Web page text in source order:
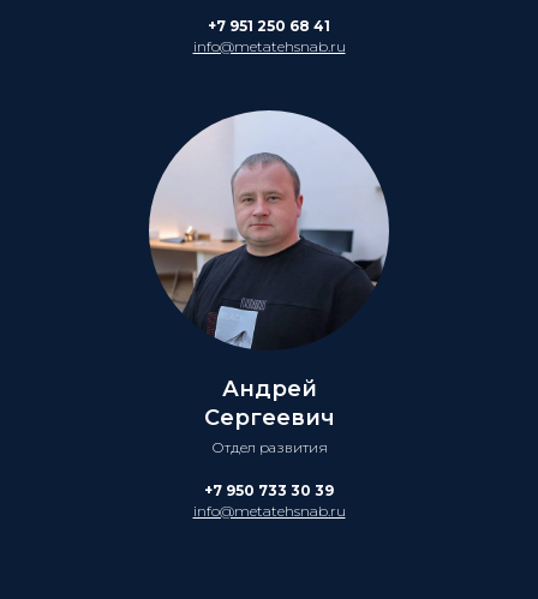
+7 951 250 68 41
info@metatehsnab.ru
Андрей
Сергеевич
Отдел развития
+7 950 733 30 39
info@metatehsnab.ru